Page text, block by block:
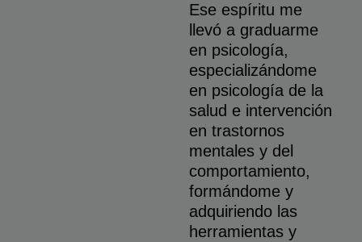
Ese espíritu me
llevó a graduarme
en psicología,
especializándome
en psicología de la
salud e intervención
en trastornos
mentales y del
comportamiento,
formándome y
adquiriendo las
herramientas y